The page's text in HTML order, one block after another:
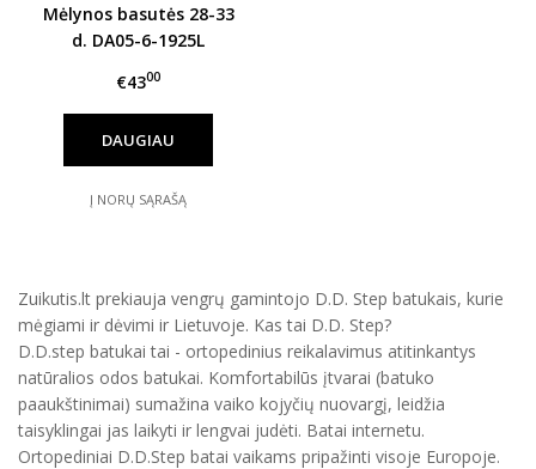
Mėlynos basutės 28-33
d. DA05-6-1925L
€4300
DAUGIAU
Į NORŲ SĄRAŠĄ
Zuikutis.lt prekiauja vengrų gamintojo D.D. Step batukais, kurie
mėgiami ir dėvimi ir Lietuvoje. Kas tai D.D. Step?
D.D.step batukai tai - ortopedinius reikalavimus atitinkantys
natūralios odos batukai. Komfortabilūs įtvarai (batuko
paaukštinimai) sumažina vaiko kojyčių nuovargį, leidžia
taisyklingai jas laikyti ir lengvai judėti. Batai internetu.
Ortopediniai D.D.Step batai vaikams pripažinti visoje Europoje.